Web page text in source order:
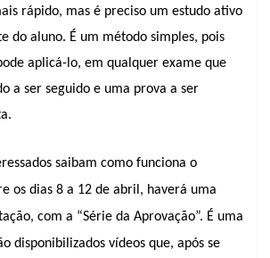
rápido, mas é preciso um estudo ativo
do aluno. É um método simples, pois
aplicá-lo, em qualquer exame que
a ser seguido e uma prova a ser
saibam como funciona o
os dias 8 a 12 de abril, haverá uma
com a “Série da Aprovação”. É uma
disponibilizados vídeos que, após se